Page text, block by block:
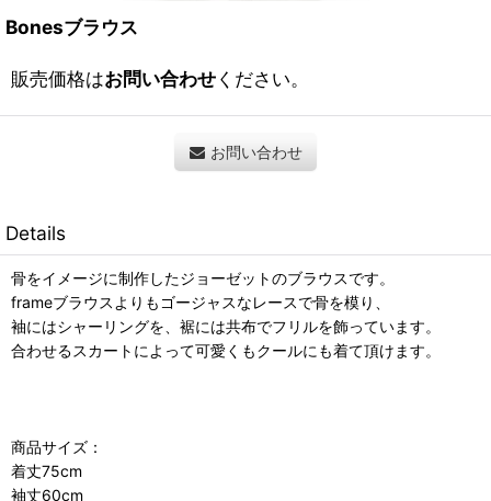
Bonesブラウス
販売価格はお問い合わせください。
お問い合わせ
Details
骨をイメージに制作したジョーゼットのブラウスです。
frameブラウスよりもゴージャスなレースで骨を模り、
袖にはシャーリングを、裾には共布でフリルを飾っています。
合わせるスカートによって可愛くもクールにも着て頂けます。
商品サイズ：
着丈75cm
袖丈60cm